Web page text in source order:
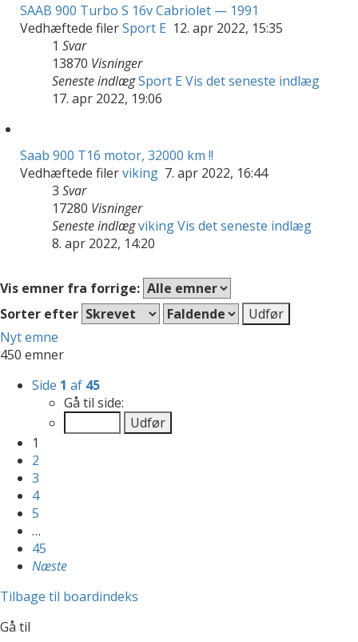
SAAB 900 Turbo S 16v Cabriolet — 1991
Vedhæftede filerSport E 12. apr 2022, 15:35
1 Svar
13870 Visninger
Seneste indlægSport E Vis det seneste indlæg
17. apr 2022, 19:06
Saab 900 T16 motor, 32000 km !!
Vedhæftede filerviking 7. apr 2022, 16:44
3 Svar
17280 Visninger
Seneste indlægvikingVis det seneste indlæg
8. apr 2022, 14:20
Vis emner fra forrige:
Sorter efter
Nyt emne
450 emner
Side 1 af 45
Gå til side:
1
2
3
4
5
…
45
Næste
Tilbage til boardindeks
Gå til